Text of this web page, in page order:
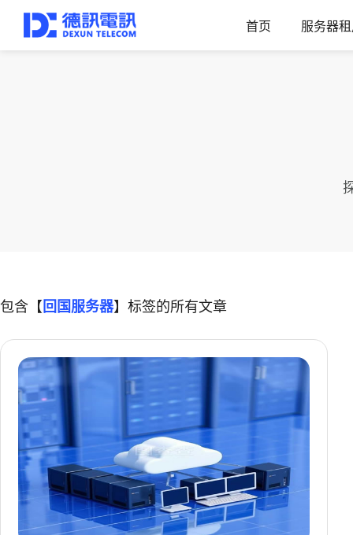
首页 服务器
包含【 回国服务器】标签的所有文章